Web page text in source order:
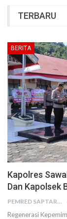
TERBARU
BERITA
Kapolres
Dan Kapolsek
PEMRED SAPTARIUS
Regenerasi